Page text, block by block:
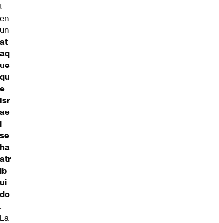
t
en
un
at
aq
ue
qu
e
Isr
ae
l
se
ha
atr
ib
ui
do
.
La